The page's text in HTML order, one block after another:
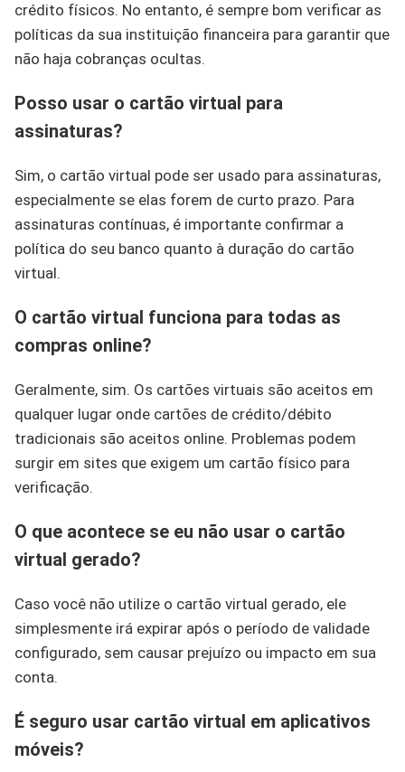
crédito físicos. No entanto, é sempre bom verificar as
políticas da sua instituição financeira para garantir que
não haja cobranças ocultas.
Posso usar o cartão virtual para
assinaturas?
Sim, o cartão virtual pode ser usado para assinaturas,
especialmente se elas forem de curto prazo. Para
assinaturas contínuas, é importante confirmar a
política do seu banco quanto à duração do cartão
virtual.
O cartão virtual funciona para todas as
compras online?
Geralmente, sim. Os cartões virtuais são aceitos em
qualquer lugar onde cartões de crédito/débito
tradicionais são aceitos online. Problemas podem
surgir em sites que exigem um cartão físico para
verificação.
O que acontece se eu não usar o cartão
virtual gerado?
Caso você não utilize o cartão virtual gerado, ele
simplesmente irá expirar após o período de validade
configurado, sem causar prejuízo ou impacto em sua
conta.
É seguro usar cartão virtual em aplicativos
móveis?